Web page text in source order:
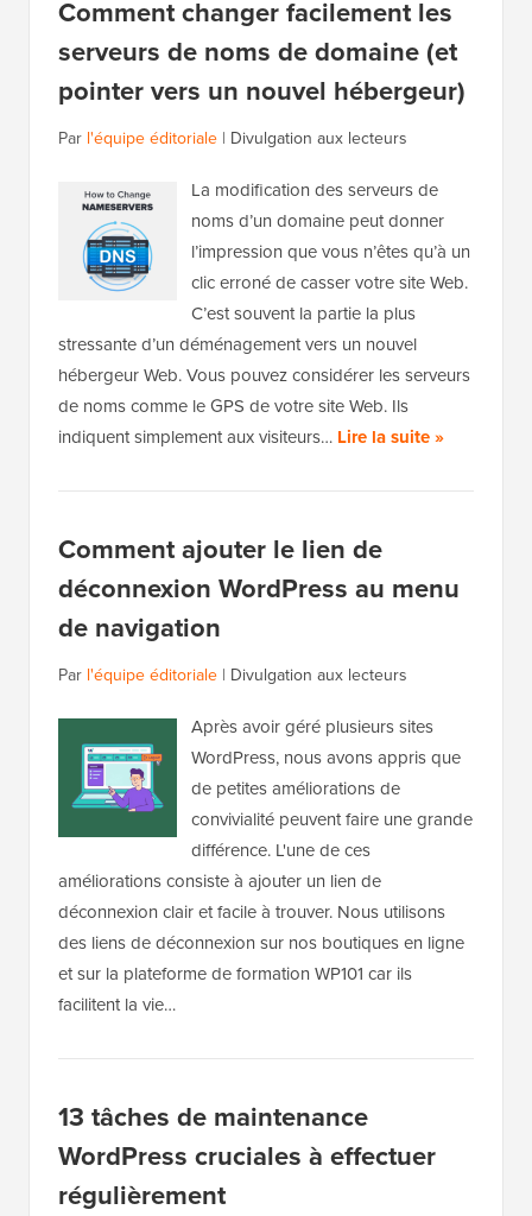
Comment changer facilement les
serveurs de noms de domaine (et
pointer vers un nouvel hébergeur)
Par l'équipe éditoriale | Divulgation aux lecteurs
La modification des serveurs de
noms d’un domaine peut donner
l’impression que vous n’êtes qu’à un
clic erroné de casser votre site Web.
C’est souvent la partie la plus
stressante d’un déménagement vers un nouvel
hébergeur Web. Vous pouvez considérer les serveurs
de noms comme le GPS de votre site Web. Ils
indiquent simplement aux visiteurs… Lire la suite »
Comment ajouter le lien de
déconnexion WordPress au menu
de navigation
Par l'équipe éditoriale | Divulgation aux lecteurs
Après avoir géré plusieurs sites
WordPress, nous avons appris que
de petites améliorations de
convivialité peuvent faire une grande
différence. L'une de ces
améliorations consiste à ajouter un lien de
déconnexion clair et facile à trouver. Nous utilisons
des liens de déconnexion sur nos boutiques en ligne
et sur la plateforme de formation WP101 car ils
facilitent la vie…
13 tâches de maintenance
WordPress cruciales à effectuer
régulièrement